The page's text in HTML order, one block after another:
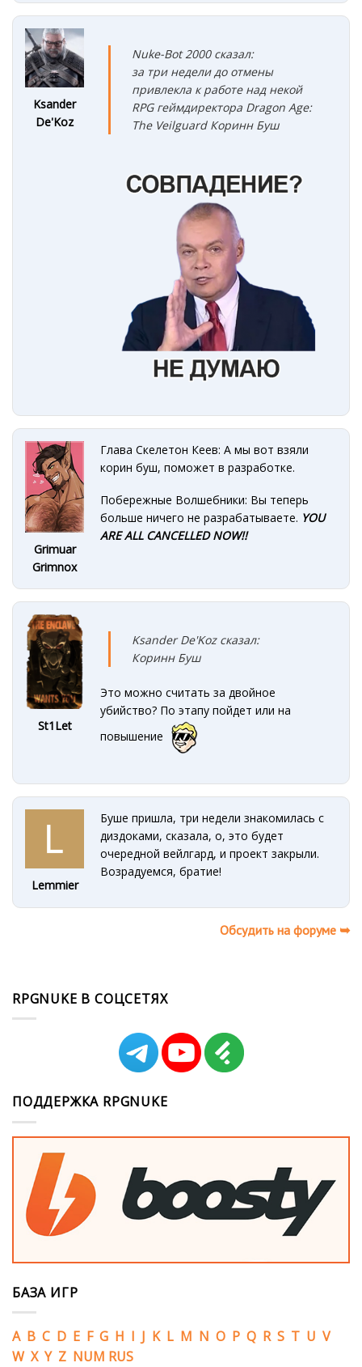
Ksander
De'Koz
Nuke-Bot 2000 сказал:
за три недели до отмены
привлекла к работе над некой
RPG геймдиректора Dragon Age:
The Veilguard Коринн Буш
Grimuar
Grimnox
Глава Скелетон Кеев: А мы вот взяли
корин буш, поможет в разработке.
Побережные Волшебники: Вы теперь
больше ничего не разрабатываете. YOU
ARE ALL CANCELLED NOW!!
St1Let
Ksander De'Koz сказал:
Коринн Буш
Это можно считать за двойное
убийство? По этапу пойдет или на
повышение
Lemmier
Буше пришла, три недели знакомилась с
диздоками, сказала, о, это будет
очередной вейлгард, и проект закрыли.
Возрадуемся, братие!
Обсудить на форуме ➥
RPGNUKE В СОЦСЕТЯХ
ПОДДЕРЖКА RPGNUKE
БАЗА ИГР
A B C D E F G H I J K L M N O P Q R S T U V
W X Y Z NUM RUS